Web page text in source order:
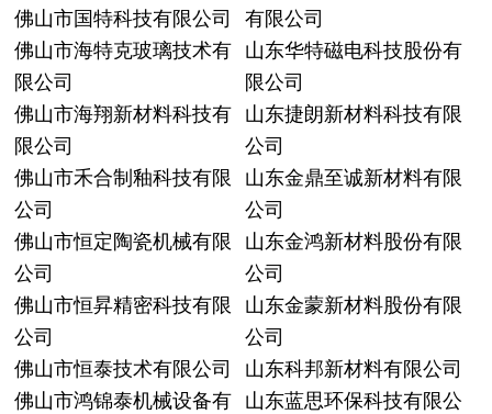
佛山市国特科技有限公司
佛山市海特克玻璃技术有
限公司
佛山市海翔新材料科技有
限公司
佛山市禾合制釉科技有限
公司
佛山市恒定陶瓷机械有限
公司
佛山市恒昇精密科技有限
公司
佛山市恒泰技术有限公司
佛山市鸿锦泰机械设备有
有限公司
山东华特磁电科技股份有
限公司
山东捷朗新材料科技有限
公司
山东金鼎至诚新材料有限
公司
山东金鸿新材料股份有限
公司
山东金蒙新材料股份有限
公司
山东科邦新材料有限公司
山东蓝思环保科技有限公